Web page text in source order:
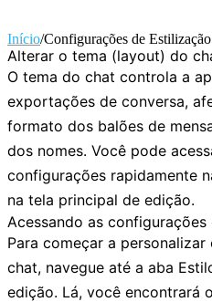
Início/Configurações de
Alterar o tema (layout) do
O tema do chat controla a
exportações de conversa,
formato dos balões de
dos nomes. Você pode
configurações rapidamente
na tela principal de edição.
Acessando as configurações
Para começar a
chat, navegue até a aba
edição. Lá, você encontrará